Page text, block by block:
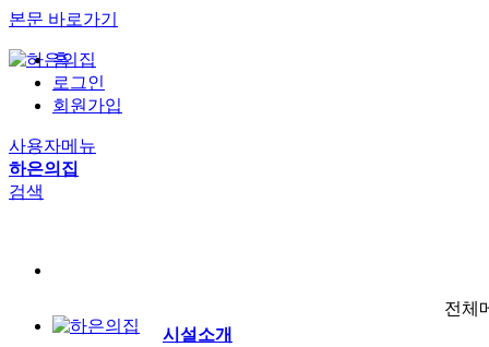
본문 바로가기
홈
로그인
회원가입
사용자메뉴
하은의집
검색
전체
시설소개